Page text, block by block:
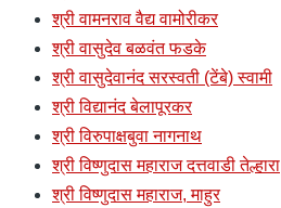
श्री वामनराव वैद्य वामोरीकर
श्री वासुदेव बळवंत फडके
श्री वासुदेवानंद सरस्वती (टेंबे) स्वामी
श्री विद्यानंद बेलापूरकर
श्री विरुपाक्षबुवा नागनाथ
श्री विष्णुदास महाराज दत्तवाडी तेल्हारा
श्री विष्णुदास महाराज, माहुर